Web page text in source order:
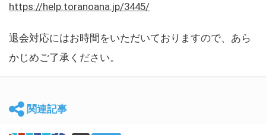
https://help.toranoana.jp/3445/
退会対応にはお時間をいただいておりますので、あら
かじめご了承ください。
関連記事